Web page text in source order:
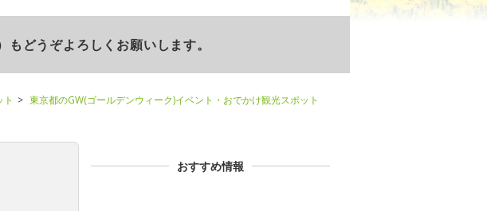
どうぞよろしくお願いします。
東京都のGW(ゴールデンウィーク)イベント・おでかけ観光スポット
おすすめ情報